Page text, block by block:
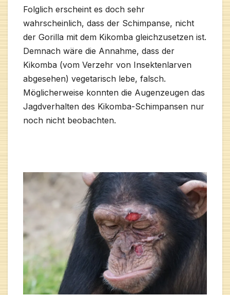
Folglich erscheint es doch sehr
wahrscheinlich, dass der Schimpanse, nicht
der Gorilla mit dem Kikomba gleichzusetzen ist.
Demnach wäre die Annahme, dass der
Kikomba (vom Verzehr von Insektenlarven
abgesehen) vegetarisch lebe, falsch.
Möglicherweise konnten die Augenzeugen das
Jagdverhalten des Kikomba-Schimpansen nur
noch nicht beobachten.